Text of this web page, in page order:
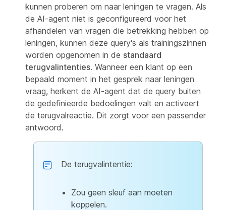
kunnen proberen om naar leningen te vragen. Als
de AI-agent niet is geconfigureerd voor het
afhandelen van vragen die betrekking hebben op
leningen, kunnen deze query's als trainingszinnen
worden opgenomen in de standaard
terugvalintenties. Wanneer een klant op een
bepaald moment in het gesprek naar leningen
vraag, herkent de AI-agent dat de query buiten
de gedefinieerde bedoelingen valt en activeert
de terugvalreactie. Dit zorgt voor een passender
antwoord.
De terugvalintentie:
Zou geen sleuf aan moeten
koppelen.